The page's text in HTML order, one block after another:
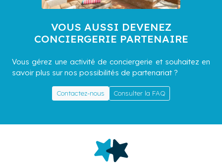
VOUS AUSSI DEVENEZ
CONCIERGERIE PARTENAIRE
Vous gérez une activité de conciergerie et souhaitez en
savoir plus sur nos possibilités de partenariat ?
Contactez-nous Consulter la FAQ